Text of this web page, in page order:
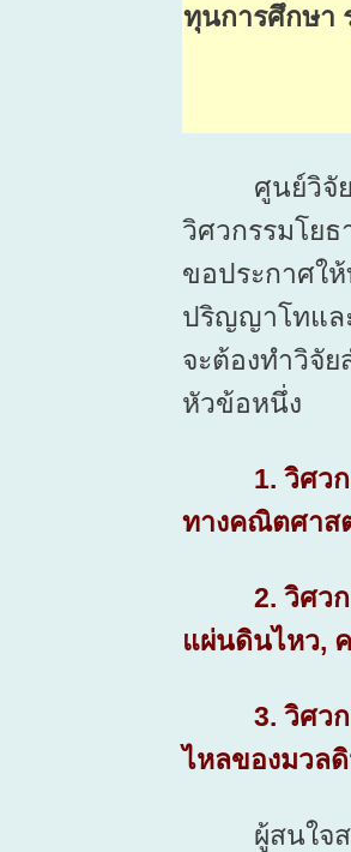
ทุนการศึกษา
ศูนย์วิจัยแ
วิศวกรรมโย
ขอประกาศใ
ปริญญาโทแล
จะต้องทำวิจั
หัวข้อหนึ่ง
1. วิศวกรร
ทางคณิตศาส
2. วิศวกรร
แผ่นดินไหว,
3. วิศวกรร
ไหลของมวล
ผู้สนใจส